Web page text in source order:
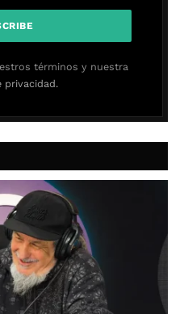
términos y nuestra
privacidad.